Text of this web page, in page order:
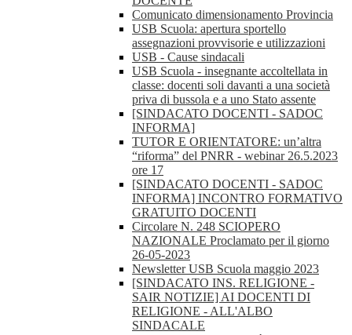
Comunicato dimensionamento Provincia
USB Scuola: apertura sportello
assegnazioni provvisorie e utilizzazioni
USB - Cause sindacali
USB Scuola - insegnante accoltellata in
classe: docenti soli davanti a una società
priva di bussola e a uno Stato assente
[SINDACATO DOCENTI - SADOC
INFORMA]
TUTOR E ORIENTATORE: un’altra
“riforma” del PNRR - webinar 26.5.2023
ore 17
[SINDACATO DOCENTI - SADOC
INFORMA] INCONTRO FORMATIVO
GRATUITO DOCENTI
Circolare N. 248 SCIOPERO
NAZIONALE Proclamato per il giorno
26-05-2023
Newsletter USB Scuola maggio 2023
[SINDACATO INS. RELIGIONE -
SAIR NOTIZIE] AI DOCENTI DI
RELIGIONE - ALL'ALBO
SINDACALE